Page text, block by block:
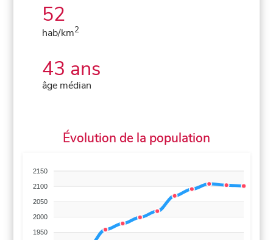
52
hab/km2
43 ans
âge médian
Évolution de la population
2150
2100
2050
2000
1950